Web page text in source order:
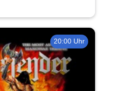
20:00 Uhr